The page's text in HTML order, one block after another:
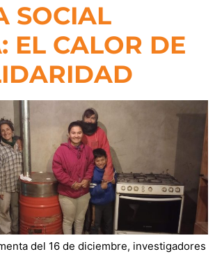
SOCIAL
EL CALOR DE
del 16 de diciembre, investigadores